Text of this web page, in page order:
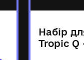
Набір
Tropic Q